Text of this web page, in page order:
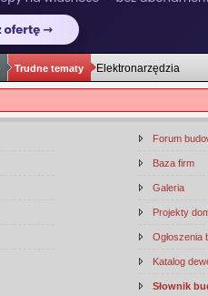
Trudne tematy Elektronarzędzia
Forum
Baza firm
Galeria
Projekty
Ogłoszenia
Katalog
Słownik